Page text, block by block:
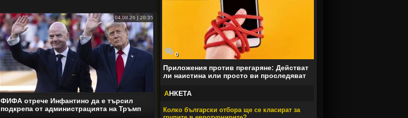
04.08.26 | 20:35
ФИФА отрече Инфантино да е търсил
подкрепа от администрацията на Тръмп
0
Приложения против прегаряне: Действат
ли наистина или просто ви проследяват
АНКЕТА
Колко български отбора ще се класират за